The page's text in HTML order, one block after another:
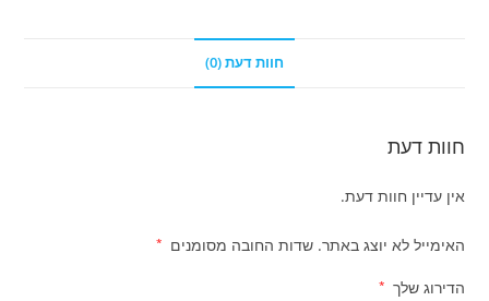
חוות דעת (0)
חוות דעת
אין עדיין חוות דעת.
האימייל לא יוצג באתר. שדות החובה מסומנים *
הדירוג שלך *